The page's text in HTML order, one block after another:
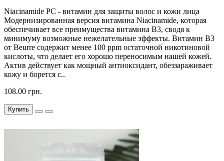
Niacinamide PC - витамин для защиты волос и кожи лица
Модернизированная версия витамина Niacinamide, которая
обеспечивает все преимущества витамина B3, сводя к
минимуму возможные нежелательные эффекты. Витамин B3
от Beurre содержит менее 100 ppm остаточной никотиновой
кислоты, что делает его хорошо переносимым нашей кожей.
Актив действует как мощный антиоксидант, обеззараживает
кожу и борется с..
108.00 грн.
Купить